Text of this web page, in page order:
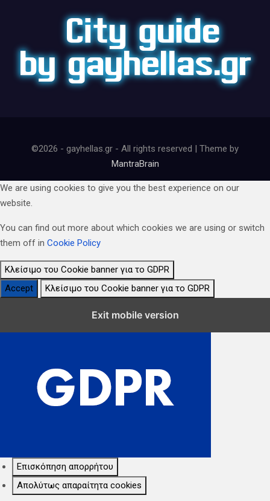
©2026 - gayhellas.gr - All rights reserved | Theme by
MantraBrain
We are using cookies to give you the best experience on our
website.
You can find out more about which cookies we are using or switch
them off in Cookie Policy
Κλείσιμο του Cookie banner για το GDPR
Accept
Κλείσιμο του Cookie banner για το GDPR
Exit mobile version
Επισκόπηση απορρήτου
Απολύτως απαραίτητα cookies